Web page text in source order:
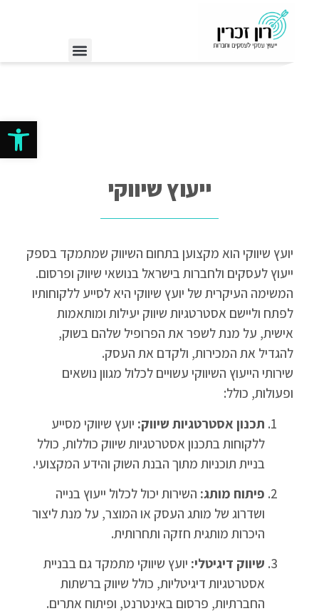
פתח
ייעוץ שיווקי
יועץ שיווקי הוא מקצוען בתחום השיווק שמתמקד בספק
ייעוץ לעסקים ולחברות בישראל בנושאי שיווק ופרסום.
המשימה העיקרית של יועץ שיווקי היא לסייע ללקוחותיו
לפתח וליישם אסטרטגיות שיווק יעילות ומותאמות
אישית, על מנת לשפר את הפרופיל שלהם בשוק,
להגדיל את המכירות, ולקדם את העסק.
שירותי הייעוץ השיווקי עשויים לכלול מגוון נושאים
ופעולות, כולל:
תכנון אסטרטגיות שיווק: יועץ שיווקי מסייע
ללקוחות בתכנון אסטרטגיות שיווק כוללות, כולל
בניית תוכניות מתוך הבנת השוק והידע המקצועי.
פיתוח מותג: השירות יכול לכלול ייעוץ בנייה
ושדרוג של מותג העסק או המוצר, על מנת ליצור
היכרות מותגית חזקה ותחרותית.
שיווק דיגיטלי: יועץ שיווקי מתמקד גם בבניית
אסטרטגיות דיגיטליות, כולל שיווק ברשתות
החברתיות, פרסום באינטרנט, ופיתוח אתרים.